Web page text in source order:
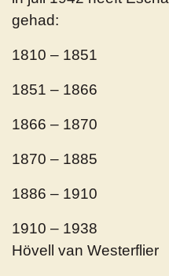
gehad:
1810 – 1851
1851 – 1866
1866 – 1870
1870 – 1885
1886 – 1910
1910 – 1938
Hövell van Westerflier